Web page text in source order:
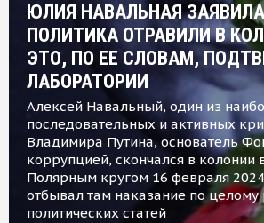
ЮЛИЯ НАВАЛЬНАЯ
ПОЛИТИКА ОТРАВИЛИ В
ЭТО, ПО ЕЕ СЛОВАМ,
ЛАБОРАТОРИИ
Алексей Навальный, один из
последовательных и активных
Владимира Путина, основатель
коррупцией, скончался в колонии
Полярным кругом 16 февраля
отбывал там наказание по целому
политических статей